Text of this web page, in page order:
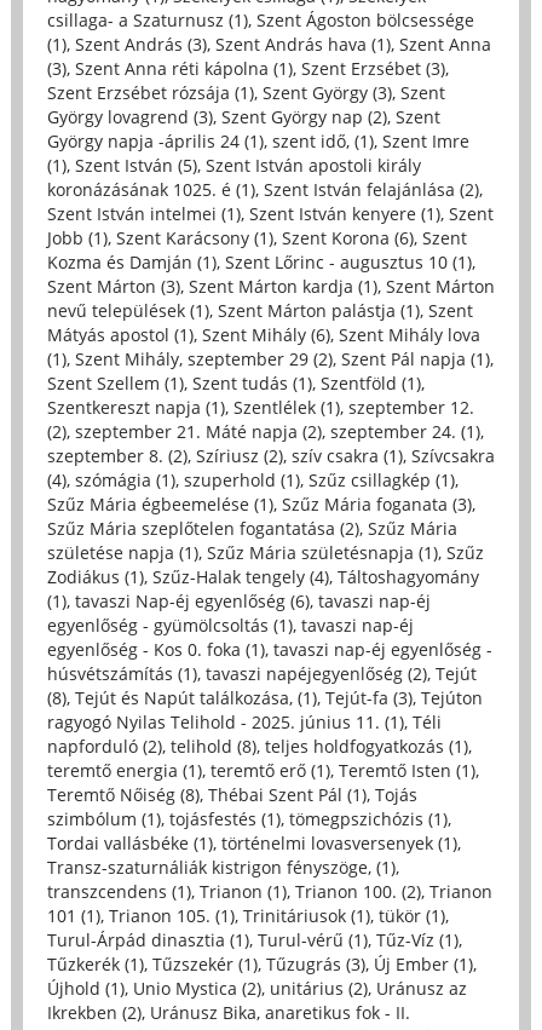
csillaga- a Szaturnusz (1), Szent Ágoston bölcsessége
(1), Szent András (3), Szent András hava (1), Szent Anna
(3), Szent Anna réti kápolna (1), Szent Erzsébet (3),
Szent Erzsébet rózsája (1), Szent György (3), Szent
György lovagrend (3), Szent György nap (2), Szent
György napja -április 24 (1), szent idő, (1), Szent Imre
(1), Szent István (5), Szent István apostoli király
koronázásának 1025. é (1), Szent István felajánlása (2),
Szent István intelmei (1), Szent István kenyere (1), Szent
Jobb (1), Szent Karácsony (1), Szent Korona (6), Szent
Kozma és Damján (1), Szent Lőrinc - augusztus 10 (1),
Szent Márton (3), Szent Márton kardja (1), Szent Márton
nevű települések (1), Szent Márton palástja (1), Szent
Mátyás apostol (1), Szent Mihály (6), Szent Mihály lova
(1), Szent Mihály, szeptember 29 (2), Szent Pál napja (1),
Szent Szellem (1), Szent tudás (1), Szentföld (1),
Szentkereszt napja (1), Szentlélek (1), szeptember 12.
(2), szeptember 21. Máté napja (2), szeptember 24. (1),
szeptember 8. (2), Szíriusz (2), szív csakra (1), Szívcsakra
(4), szómágia (1), szuperhold (1), Szűz csillagkép (1),
Szűz Mária égbeemelése (1), Szűz Mária foganata (3),
Szűz Mária szeplőtelen fogantatása (2), Szűz Mária
születése napja (1), Szűz Mária születésnapja (1), Szűz
Zodiákus (1), Szűz-Halak tengely (4), Táltoshagyomány
(1), tavaszi Nap-éj egyenlőség (6), tavaszi nap-éj
egyenlőség - gyümölcsoltás (1), tavaszi nap-éj
egyenlőség - Kos 0. foka (1), tavaszi nap-éj egyenlőség -
húsvétszámítás (1), tavaszi napéjegyenlőség (2), Tejút
(8), Tejút és Napút találkozása, (1), Tejút-fa (3), Tejúton
ragyogó Nyilas Telihold - 2025. június 11. (1), Téli
napforduló (2), telihold (8), teljes holdfogyatkozás (1),
teremtő energia (1), teremtő erő (1), Teremtő Isten (1),
Teremtő Nőiség (8), Thébai Szent Pál (1), Tojás
szimbólum (1), tojásfestés (1), tömegpszichózis (1),
Tordai vallásbéke (1), történelmi lovasversenyek (1),
Transz-szaturnáliák kistrigon fényszöge, (1),
transzcendens (1), Trianon (1), Trianon 100. (2), Trianon
101 (1), Trianon 105. (1), Trinitáriusok (1), tükör (1),
Turul-Árpád dinasztia (1), Turul-vérű (1), Tűz-Víz (1),
Tűzkerék (1), Tűzszekér (1), Tűzugrás (3), Új Ember (1),
Újhold (1), Unio Mystica (2), unitárius (2), Uránusz az
Ikrekben (2), Uránusz Bika, anaretikus fok - II.